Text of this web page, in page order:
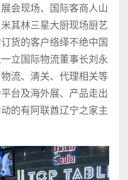
会现场、国际客商人山
其林三星大厨现场厨艺
货的客户络绎不绝中国
立国际物流董事长刘永
流、清关、代理相关等
台及海外展、产品走出
的有阿联酋辽宁之家主